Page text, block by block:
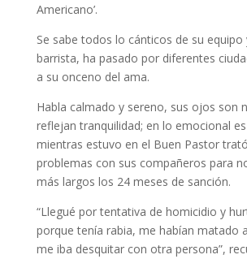
Americano’.
Se sabe todos lo cánticos de su equipo
barrista, ha pasado por diferentes
a su onceno del ama.
Habla calmado y sereno, sus ojos son
reflejan tranquilidad; en lo emocional
mientras estuvo en el Buen Pastor
problemas con sus compañeros para
más largos los 24 meses de sanción.
“Llegué por tentativa de homicidio y
porque tenía rabia, me habían matado a
me iba desquitar con otra persona”,